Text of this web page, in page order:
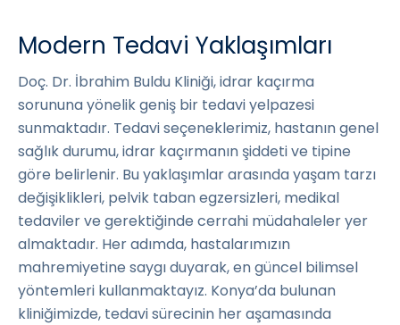
Modern Tedavi Yaklaşımları
Doç. Dr. İbrahim Buldu Kliniği, idrar kaçırma
sorununa yönelik geniş bir tedavi yelpazesi
sunmaktadır. Tedavi seçeneklerimiz, hastanın genel
sağlık durumu, idrar kaçırmanın şiddeti ve tipine
göre belirlenir. Bu yaklaşımlar arasında yaşam tarzı
değişiklikleri, pelvik taban egzersizleri, medikal
tedaviler ve gerektiğinde cerrahi müdahaleler yer
almaktadır. Her adımda, hastalarımızın
mahremiyetine saygı duyarak, en güncel bilimsel
yöntemleri kullanmaktayız. Konya’da bulunan
kliniğimizde, tedavi sürecinin her aşamasında